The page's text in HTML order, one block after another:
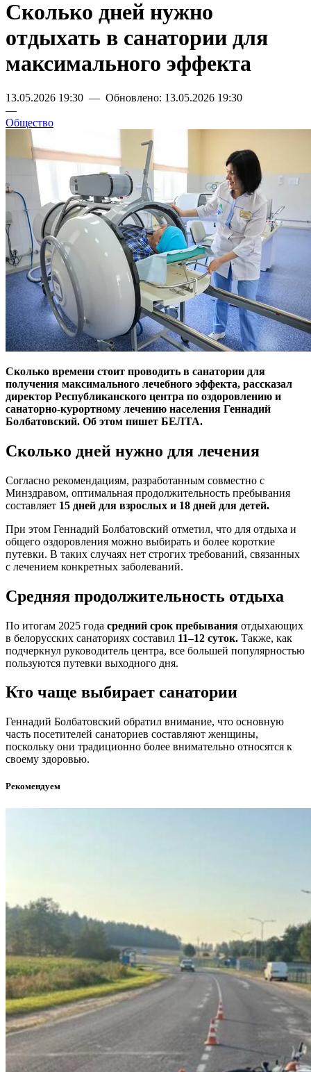
Сколько дней нужно
отдыхать в санатории для
максимального эффекта
13.05.2026 19:30 — Обновлено: 13.05.2026 19:30
—
Общество
Сколько времени стоит проводить в санатории для
получения максимального лечебного эффекта, рассказал
директор Республиканского центра по оздоровлению и
санаторно-курортному лечению населения Геннадий
Болбатовский. Об этом пишет БЕЛТА.
Сколько дней нужно для лечения
Согласно рекомендациям, разработанным совместно с
Минздравом, оптимальная продолжительность пребывания
составляет 15 дней для взрослых и 18 дней для детей.
При этом Геннадий Болбатовский отметил, что для отдыха и
общего оздоровления можно выбирать и более короткие
путевки. В таких случаях нет строгих требований, связанных
с лечением конкретных заболеваний.
Средняя продолжительность отдыха
По итогам 2025 года средний срок пребывания отдыхающих
в белорусских санаториях составил 11–12 суток. Также, как
подчеркнул руководитель центра, все большей популярностью
пользуются путевки выходного дня.
Кто чаще выбирает санатории
Геннадий Болбатовский обратил внимание, что основную
часть посетителей санаториев составляют женщины,
поскольку они традиционно более внимательно относятся к
своему здоровью.
Рекомендуем